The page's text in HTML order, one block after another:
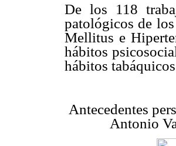
De los 118
patológicos de
Mellitus e
hábitos
hábitos
Antecedentes
Antonio